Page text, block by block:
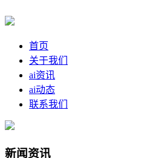
首页
关于我们
ai资讯
ai动态
联系我们
新闻资讯